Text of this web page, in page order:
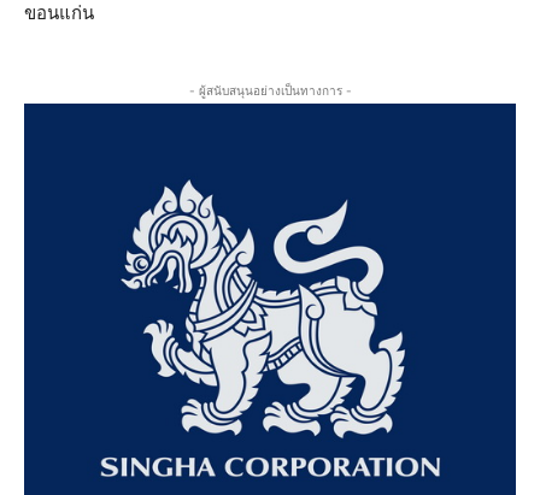
ขอนแก่น
- ผู้สนับสนุนอย่างเป็นทางการ -